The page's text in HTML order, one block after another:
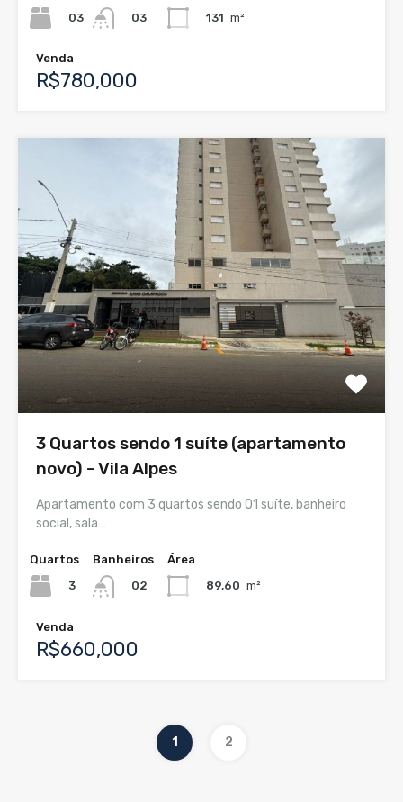
03
03
131 m²
Venda
R$780,000
3 Quartos sendo 1 suíte (apartamento
novo) – Vila Alpes
Apartamento com 3 quartos sendo 01 suíte, banheiro
social, sala…
Quartos
3
Banheiros
02
Área
89,60 m²
Venda
R$660,000
1 2